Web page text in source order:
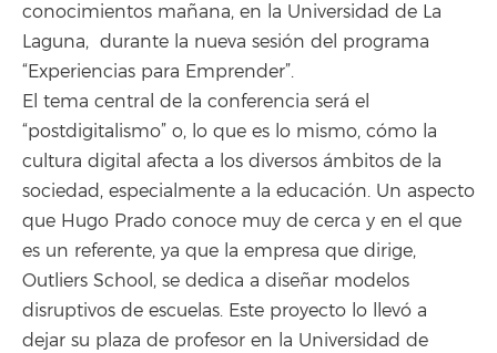
conocimientos mañana, en la Universidad de La
Laguna, durante la nueva sesión del programa
“Experiencias para Emprender”.
El tema central de la conferencia será el
“postdigitalismo” o, lo que es lo mismo, cómo la
cultura digital afecta a los diversos ámbitos de la
sociedad, especialmente a la educación. Un aspecto
que Hugo Prado conoce muy de cerca y en el que
es un referente, ya que la empresa que dirige,
Outliers School, se dedica a diseñar modelos
disruptivos de escuelas. Este proyecto lo llevó a
dejar su plaza de profesor en la Universidad de